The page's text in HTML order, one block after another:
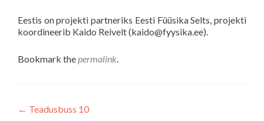
Eestis on projekti partneriks Eesti Füüsika Selts, projekti
koordineerib Kaido Reivelt (kaido@fyysika.ee).
Bookmark thepermalink.
Post
← Teadusbuss 10